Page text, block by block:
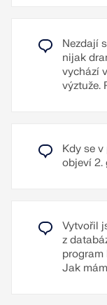
nezohlední
smršťováním
nelze určit, a
způsobem).
deformací v
průřezu
Přečíst si
podle čl.
Přečíst si
Nezdají
nijak
vychází
výztuže.
Kdy se v
objeví 2.
Vytvořil
z
program
Jak